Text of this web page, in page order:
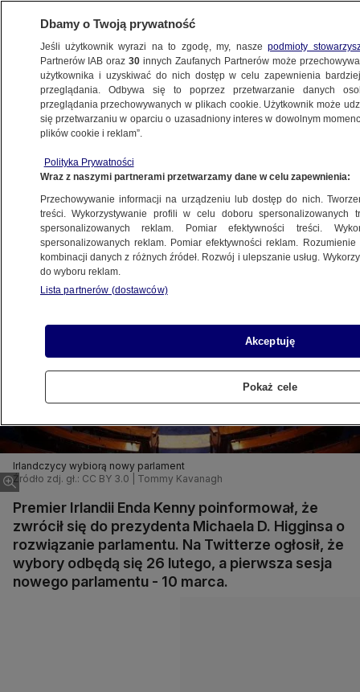
ŚWIAT
3.02.2016, 12:23Aktualizacja:3.02.2016, 12:25
Udostępnij
Irlandczycy wybiorą nowy parlament
Źródło zdj. gł.: CC BY 3.0 | Tommy Kavanagh
Premier Irlandii Enda Kenny poinformował, że
zwrócił się do prezydenta Michaela D. Higginsa o
rozwiązanie parlamentu. Na Twitterze ogłosił, że
wybory odbędą się 26 lutego, a pierwsza sesja
nowego parlamentu - 10 marca.
Dbamy o Twoją prywatność
Jeśli użytkownik wyrazi na to zgodę, my, naszepodmioty
Partnerów IAB oraz30 innych Zaufanych Partnerów może
użytkownika i uzyskiwać do nich dostęp w celu zapewnienia
przeglądania. Odbywa się to poprzez przetwarzanie danych
przeglądania przechowywanych w plikach cookie. Użytkownik może
się przetwarzaniu w oparciu o uzasadniony interes w dowolnym
plików cookie i reklam”.
Polityka Prywatności
Wraz z naszymi partnerami przetwarzamy dane w celu zapewnienia:
Przechowywanie informacji na urządzeniu lub dostęp do nich.
treści. Wykorzystywanie profili w celu doboru spersonalizowanych
spersonalizowanych reklam. Pomiar efektywności treści.
spersonalizowanych reklam. Pomiar efektywności reklam.
kombinacji danych z różnych źródeł. Rozwój i ulepszanie usług.
do wyboru reklam.
Lista partnerów (dostawców)
Akceptuję
Pokaż cele